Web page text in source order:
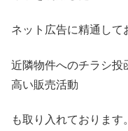
ネット広告に精通して
近隣物件へのチラシ投
高い販売活動
も取り入れております。